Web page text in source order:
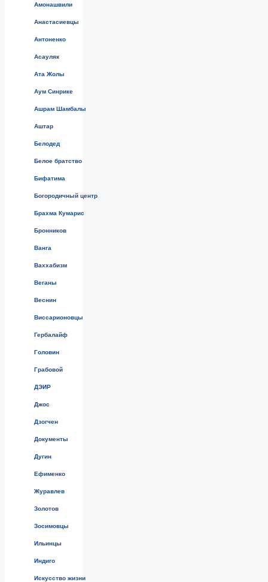
Амонашвили
Анастасиевцы
Антоненко
Асауляк
Ата Жолы
Аум Синрике
Ашрам Шамбалы
Аштар
Белодед
Белое братство
Бифатима
Богородичный центр
Брахма Кумарис
Бронников
Ванга
Ваххабизм
Веганы
Веснин
Виссарионовцы
Гербалайф
Головин
Грабовой
ДЭИР
Джос
Дзогчен
Документы
Дугин
Ефименко
Журавлев
Золотов
Зосимовцы
Ильинцы
Индиго
Искусство жизни